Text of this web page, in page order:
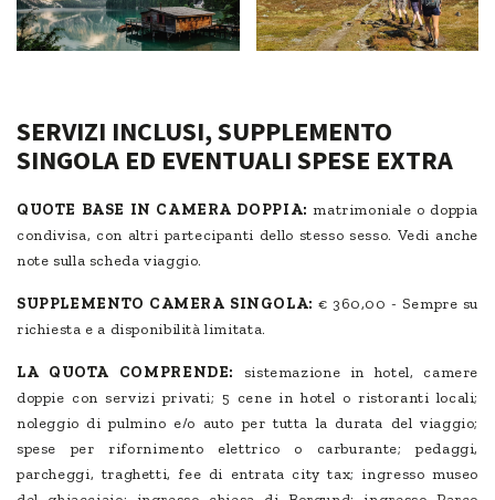
SERVIZI INCLUSI, SUPPLEMENTO
SINGOLA ED EVENTUALI SPESE EXTRA
QUOTE BASE IN CAMERA DOPPIA: matrimoniale o doppia
condivisa, con altri partecipanti dello stesso sesso. Vedi anche
note sulla scheda viaggio.
SUPPLEMENTO CAMERA SINGOLA: € 360,00 - Sempre su
richiesta e a disponibilità limitata.
LA QUOTA COMPRENDE:
sistemazione in hotel, camere
doppie con servizi privati; 5 cene in hotel o ristoranti locali;
noleggio di pulmino e/o auto per tutta la durata del viaggio;
spese per rifornimento elettrico o carburante; pedaggi,
parcheggi, traghetti, fee di entrata city tax; ingresso museo